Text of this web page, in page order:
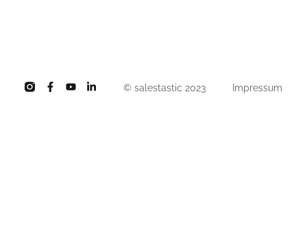
© salestastic 2023 Impressum